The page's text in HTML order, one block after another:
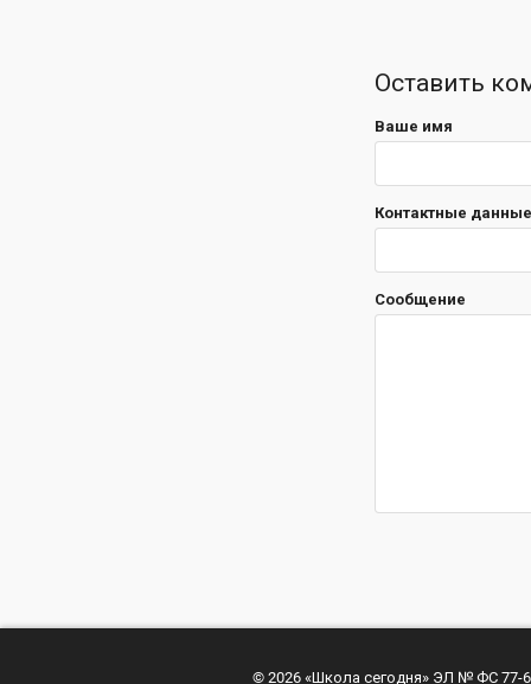
Оставить
Ваше имя
Контактные
Сообщение
© 2026 «Школа сегодня» ЭЛ № ФС 77-